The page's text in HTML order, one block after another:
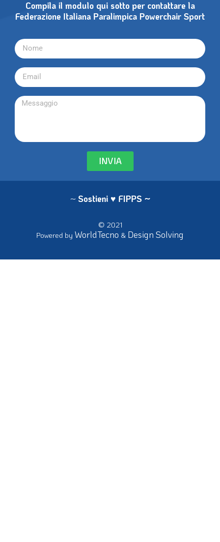
Compila il modulo qui sotto per contattare la
Federazione Italiana Paralimpica Powerchair Sport
INVIA
~ Sostieni ♥ FIPPS ~
© 2021
Powered by WorldTecno & Design Solving